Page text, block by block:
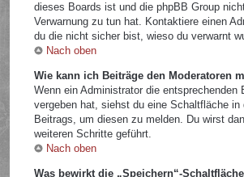
dieses Boards ist und die phpBB Group
Verwarnung zu tun hat. Kontaktiere einen
du die nicht sicher bist, wieso du verwarnt
Nach oben
Wie kann ich Beiträge den Moderatoren
Wenn ein Administrator die entsprechenden
vergeben hat, siehst du eine Schaltfläche in
Beitrags, um diesen zu melden. Du wirst
weiteren Schritte geführt.
Nach oben
Was bewirkt die „Speichern“-